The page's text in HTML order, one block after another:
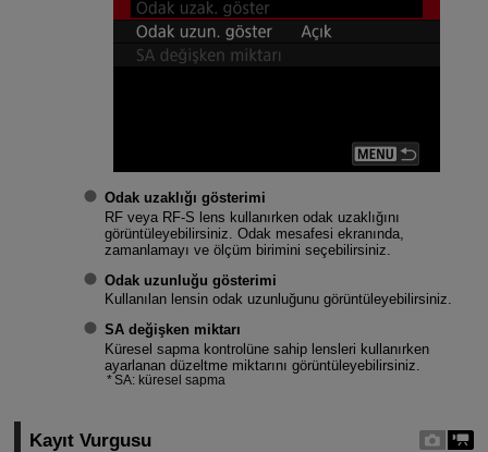
Odak uzaklığı gösterimi
RF veya RF-S lens kullanırken odak uzaklığını
görüntüleyebilirsiniz. Odak mesafesi ekranında,
zamanlamayı ve ölçüm birimini seçebilirsiniz.
Odak uzunluğu gösterimi
Kullanılan lensin odak uzunluğunu görüntüleyebilirsiniz.
SA değişken miktarı
Küresel sapma kontrolüne sahip lensleri kullanırken
ayarlanan düzeltme miktarını görüntüleyebilirsiniz.
SA: küresel sapma
Kayıt Vurgusu